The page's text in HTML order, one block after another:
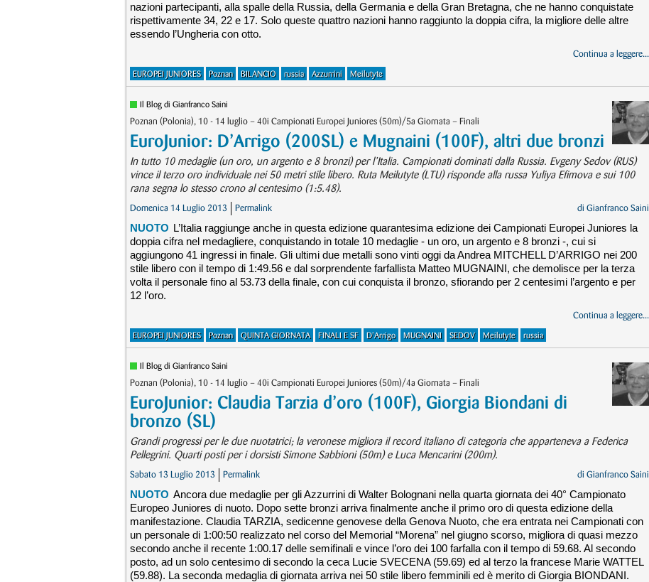
nazioni partecipanti, alla spalle della Russia, della Germania e della Gran Bretagna, che ne hanno conquistate
rispettivamente 34, 22 e 17. Solo queste quattro nazioni hanno raggiunto la doppia cifra, la migliore delle altre
essendo l’Ungheria con otto.
Continua a leggere...
EUROPEI JUNIORES Poznan BILANCIO russia Azzurrini Meilutyte
Il Blog di Gianfranco Saini
Poznan (Polonia), 10 - 14 luglio – 40i Campionati Europei Juniores (50m)/5a Giornata – Finali
EuroJunior: D’Arrigo (200SL) e Mugnaini (100F), altri due bronzi
In tutto 10 medaglie (un oro, un argento e 8 bronzi) per l’Italia. Campionati dominati dalla Russia. Evgeny Sedov (RUS)
vince il terzo oro individuale nei 50 metri stile libero. Ruta Meilutyte (LTU) risponde alla russa Yuliya Efimova e sui 100
rana segna lo stesso crono al centesimo (1:5.48).
Domenica 14 Luglio 2013 Permalink di Gianfranco Saini
NUOTO L’Italia raggiunge anche in questa edizione quarantesima edizione dei Campionati Europei Juniores la
doppia cifra nel medagliere, conquistando in totale 10 medaglie - un oro, un argento e 8 bronzi -, cui si
aggiungono 41 ingressi in finale. Gli ultimi due metalli sono vinti oggi da Andrea MITCHELL D’ARRIGO nei 200
stile libero con il tempo di 1:49.56 e dal sorprendente farfallista Matteo MUGNAINI, che demolisce per la terza
volta il personale fino al 53.73 della finale, con cui conquista il bronzo, sfiorando per 2 centesimi l’argento e per
12 l’oro.
Continua a leggere...
EUROPEI JUNIORES Poznan QUINTA GIORNATA FINALI E SF D'Arrigo MUGNAINI SEDOV Meilutyte russia
Il Blog di Gianfranco Saini
Poznan (Polonia), 10 - 14 luglio – 40i Campionati Europei Juniores (50m)/4a Giornata – Finali
EuroJunior: Claudia Tarzia d’oro (100F), Giorgia Biondani di
bronzo (SL)
Grandi progressi per le due nuotatrici; la veronese migliora il record italiano di categoria che apparteneva a Federica
Pellegrini. Quarti posti per i dorsisti Simone Sabbioni (50m) e Luca Mencarini (200m).
Sabato 13 Luglio 2013 Permalink di Gianfranco Saini
NUOTO Ancora due medaglie per gli Azzurrini di Walter Bolognani nella quarta giornata dei 40° Campionato
Europeo Juniores di nuoto. Dopo sette bronzi arriva finalmente anche il primo oro di questa edizione della
manifestazione. Claudia TARZIA, sedicenne genovese della Genova Nuoto, che era entrata nei Campionati con
un personale di 1:00:50 realizzato nel corso del Memorial “Morena” nel giugno scorso, migliora di quasi mezzo
secondo anche il recente 1:00.17 delle semifinali e vince l’oro dei 100 farfalla con il tempo di 59.68. Al secondo
posto, ad un solo centesimo di secondo la ceca Lucie SVECENA (59.69) ed al terzo la francese Marie WATTEL
(59.88). La seconda medaglia di giornata arriva nei 50 stile libero femminili ed è merito di Giorgia BIONDANI.